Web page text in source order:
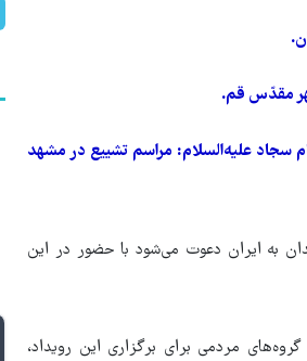
شهادت امام سجاد علیه‌السلام: مراسم تشییع در مشهد
به‌ ایران دعوت می‌شود با حضور در این
مردمی برای برگزاری این رویداد،